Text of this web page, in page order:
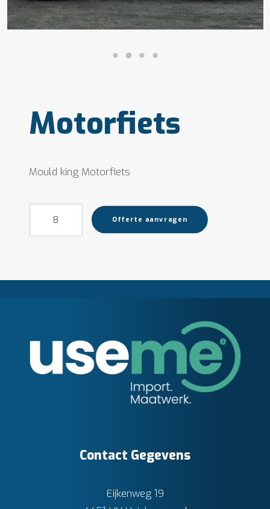
Motorfiets
Mould king Motorfiets
Offerte aanvragen
Contact Gegevens
Eijkenweg 19